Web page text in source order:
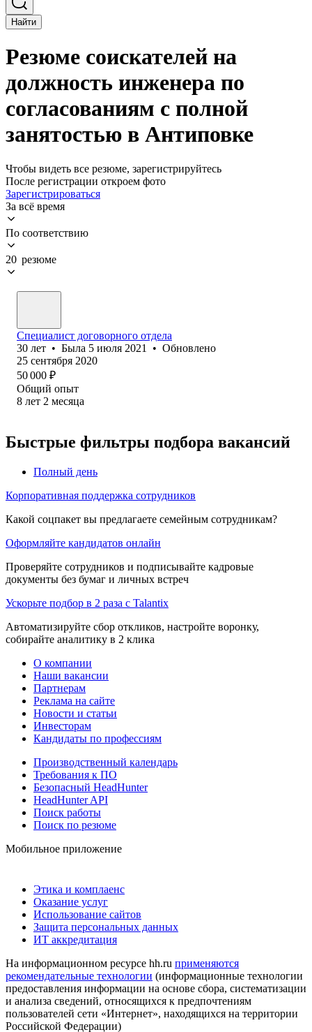
Найти
Резюме соискателей на
должность инженера по
согласованиям с полной
занятостью в Антиповке
Чтобы видеть все резюме, зарегистрируйтесь
После регистрации откроем фото
Зарегистрироваться
За всё время
По соответствию
20 резюме
Специалист договорного отдела
30 лет • Была 5 июля 2021 • Обновлено
25 сентября 2020
50 000 ₽
Общий опыт
8 лет 2 месяца
Быстрые фильтры подбора вакансий
Полный день
Корпоративная поддержка сотрудников
Какой соцпакет вы предлагаете семейным сотрудникам?
Оформляйте кандидатов онлайн
Проверяйте сотрудников и подписывайте кадровые
документы без бумаг и личных встреч
Ускорьте подбор в 2 раза с Talantix
Автоматизируйте сбор откликов, настройте воронку,
собирайте аналитику в 2 клика
О компании
Наши вакансии
Партнерам
Реклама на сайте
Новости и статьи
Инвесторам
Кандидаты по профессиям
Производственный календарь
Требования к ПО
Безопасный HeadHunter
HeadHunter API
Поиск работы
Поиск по резюме
Мобильное приложение
Этика и комплаенс
Оказание услуг
Использование сайтов
Защита персональных данных
ИТ аккредитация
На информационном ресурсе hh.ru применяются
рекомендательные технологии (информационные технологии
предоставления информации на основе сбора, систематизации
и анализа сведений, относящихся к предпочтениям
пользователей сети «Интернет», находящихся на территории
Российской Федерации)